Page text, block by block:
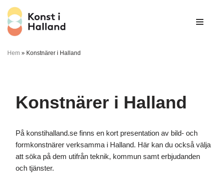
Hoppa
till
innehåll
Hem » Konstnärer i Halland
Konstnärer i Halland
På konstihalland.se finns en kort presentation av bild- och
formkonstnärer verksamma i Halland. Här kan du också välja
att söka på dem utifrån teknik, kommun samt erbjudanden
och tjänster.